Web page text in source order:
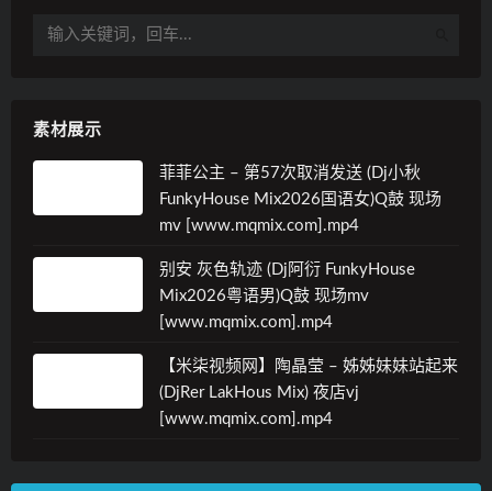
素材展示
菲菲公主 – 第57次取消发送 (Dj小秋
FunkyHouse Mix2026国语女)Q鼓 现场
mv [www.mqmix.com].mp4
别安 灰色轨迹 (Dj阿衍 FunkyHouse
Mix2026粤语男)Q鼓 现场mv
[www.mqmix.com].mp4
【米柒视频网】陶晶莹 – 姊姊妹妹站起来
(DjRer LakHous Mix) 夜店vj
[www.mqmix.com].mp4